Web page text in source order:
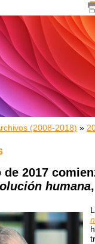
(2008-2018) »
de 2017
humana